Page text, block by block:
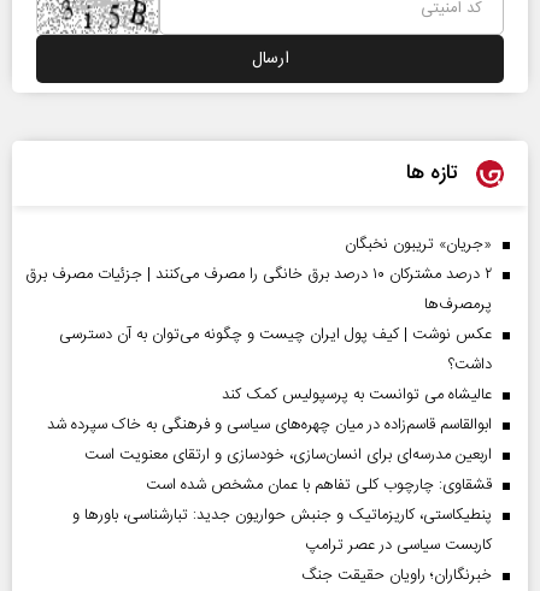
تازه ها
«جریان» تریبون نخبگان
۲ درصد مشترکان ۱۰ درصد برق خانگی را مصرف می‌کنند | جزئیات مصرف برق
پرمصرف‌ها
عکس نوشت | کیف پول ایران چیست و چگونه می‌توان به آن دسترسی
داشت؟
عالیشاه می توانست به پرسپولیس کمک کند
ابوالقاسم قاسم‌زاده در میان چهره‌های سیاسی و فرهنگی به خاک سپرده شد
اربعین مدرسه‌ای برای انسان‌سازی، خودسازی و ارتقای معنویت است
قشقاوی: چارچوب کلی تفاهم با عمان مشخص شده است
پنطیکاستی، کاریزماتیک و جنبش حواریون جدید: تبارشناسی، باور‌ها و
کاربست سیاسی در عصر ترامپ
خبرنگاران؛ راویان حقیقت جنگ